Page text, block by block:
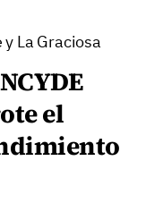
La Graciosa
el